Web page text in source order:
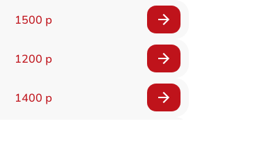
1500 р
1200 р
1400 р